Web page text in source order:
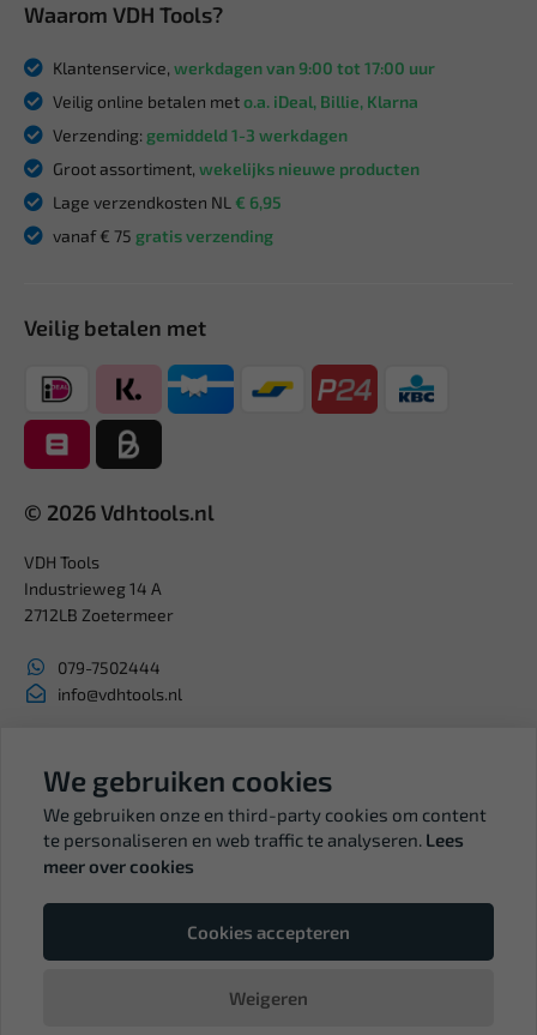
Waarom VDH Tools?
Klantenservice, werkdagen van 9:00 tot 17:00 uur
Veilig online betalen meto.a. iDeal, Billie, Klarna
Verzending: gemiddeld 1-3 werkdagen
Groot assortiment, wekelijks nieuwe producten
Lage verzendkosten NL € 6,95
vanaf € 75 gratis verzending
Veilig betalen met
© 2026 Vdhtools.nl
VDH Tools
Industrieweg 14 A
2712LB Zoetermeer
079-7502444
info@vdhtools.nl
BTW: NL819958657B01
We gebruiken cookies
We gebruiken onze en third-party cookies om content
te personaliseren en web traffic te analyseren. Lees
meer over cookies
Cookies accepteren
Weigeren